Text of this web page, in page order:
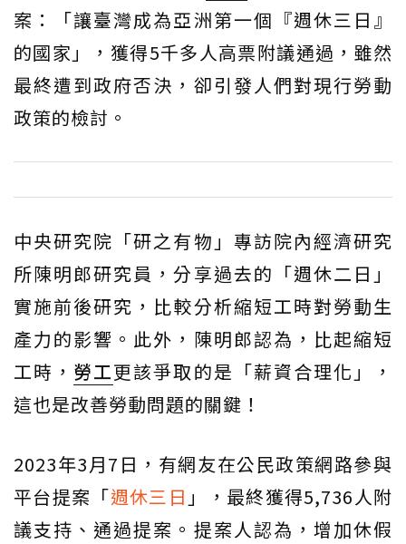
案：「讓臺灣成為亞洲第一個『週休三日』
的國家」，獲得5千多人高票附議通過，雖然
最終遭到政府否決，卻引發人們對現行勞動
政策的檢討。
中央研究院「研之有物」專訪院內經濟研究
所陳明郎研究員，分享過去的「週休二日」
實施前後研究，比較分析縮短工時對勞動生
產力的影響。此外，陳明郎認為，比起縮短
工時， 勞工更該爭取的是「薪資合理化」，
這也是改善勞動問題的關鍵！
2023年3月7日，有網友在公民政策網路參與
平台提案「週休三日 」，最終獲得5,736人附
議支持、通過提案。提案人認為，增加休假